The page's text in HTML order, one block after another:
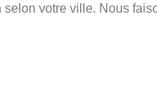
selon votre ville. Nous